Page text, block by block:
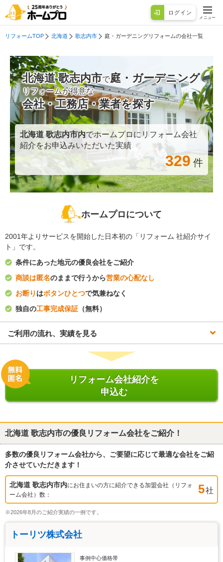
ログイン
メニュー
リフォームTOP 北海道 歌志内市 庭・ガーデニングリフォームの会社一覧
北海道 歌志内市で庭・ガーデニング
リフォームが得意な
会社・工務店・業者を探す
北海道 歌志内市内でホームプロにリフォーム会社
紹介をお申込みいただいた実績
329 件
ホームプロについて
2001年よりサービスを開始した日本初の「リフォーム 社紹介サイ
ト」です。
条件にあった地元の優良会社をご紹介
商談は匿名のままで行うから営業の心配なし
お断り はボタンひとつで気兼ねなく
独自の工事完成保証 （無料）
ご利用の流れ、実績を見る
リフォーム会社紹介を
申込む
北海道 歌志内市の優良リフォーム会社をご紹介！
多数の優良リフォーム会社から、ご要望に応じて最適な会社をご紹
介させていただきます！
北海道 歌志内市内にお住まいの方に紹介できる加盟会社（リフォ
ーム会社）数：
5社
※2026年8月のご紹介実績の一例です。
トーリツ株式会社
事例中心価格帯